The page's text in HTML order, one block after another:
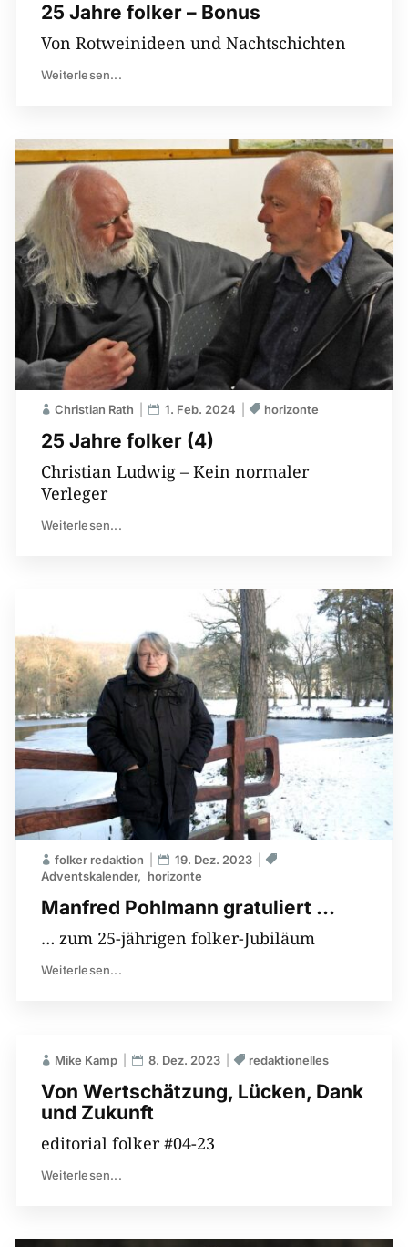
25 Jahre folker – Bonus
Von Rotweinideen und Nachtschichten
Weiterlesen...
25 Jahre folker (4)
Christian Rath 1. Feb. 2024 horizonte
Christian Ludwig – Kein normaler
Verleger
Weiterlesen...
Manfred Pohlmann gratuliert …
folker redaktion
19. Dez. 2023
Adventskalender
horizonte
… zum 25-jährigen folker-Jubiläum
Weiterlesen...
Von Wertschätzung, Lücken, Dank
und Zukunft
Mike Kamp 8. Dez. 2023 redaktionelles
editorial folker #04-23
Weiterlesen...